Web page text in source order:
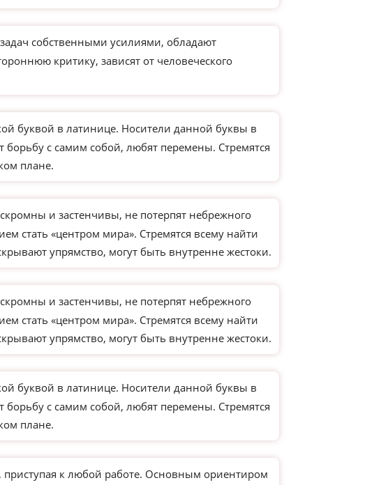
собственными усилиями, обладают
критику, зависят от человеческого
буквой в латинице. Носители данной буквы в
борьбу с самим собой, любят перемены. Стремятся
плане.
и застенчивы, не потерпят небрежного
стать «центром мира». Стремятся всему найти
упрямство, могут быть внутренне жестоки.
и застенчивы, не потерпят небрежного
стать «центром мира». Стремятся всему найти
упрямство, могут быть внутренне жестоки.
буквой в латинице. Носители данной буквы в
борьбу с самим собой, любят перемены. Стремятся
плане.
к любой работе. Основным ориентиром